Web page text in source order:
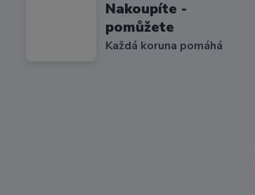
Nakoupíte -
pomůžete
Každá koruna pomáhá